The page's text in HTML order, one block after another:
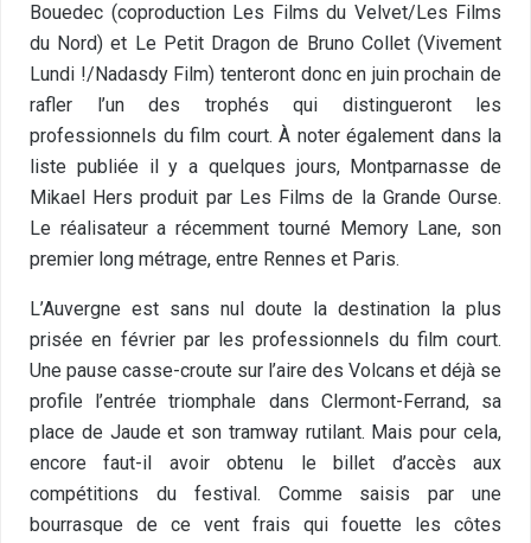
Bouedec (coproduction Les Films du Velvet/Les Films
du Nord) et Le Petit Dragon de Bruno Collet (Vivement
Lundi !/Nadasdy Film) tenteront donc en juin prochain de
rafler l’un des trophés qui distingueront les
professionnels du film court. À noter également dans la
liste publiée il y a quelques jours, Montparnasse de
Mikael Hers produit par Les Films de la Grande Ourse.
Le réalisateur a récemment tourné Memory Lane, son
premier long métrage, entre Rennes et Paris.
L’Auvergne est sans nul doute la destination la plus
prisée en février par les professionnels du film court.
Une pause casse-croute sur l’aire des Volcans et déjà se
profile l’entrée triomphale dans Clermont-Ferrand, sa
place de Jaude et son tramway rutilant. Mais pour cela,
encore faut-il avoir obtenu le billet d’accès aux
compétitions du festival. Comme saisis par une
bourrasque de ce vent frais qui fouette les côtes